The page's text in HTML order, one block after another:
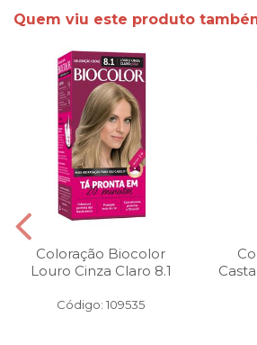
Quem viu este produto
Coloração Biocolor
Louro Cinza Claro 8.1
Código: 109535